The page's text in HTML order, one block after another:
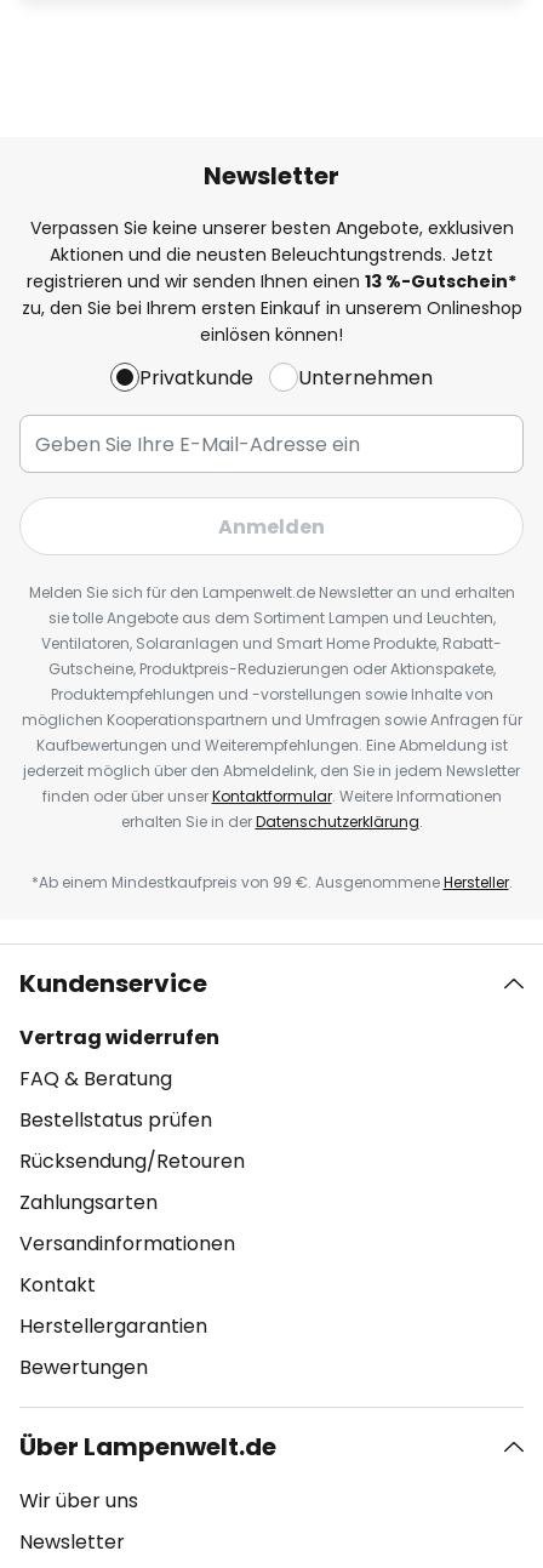
Newsletter
Verpassen Sie keine unserer besten Angebote, exklusiven
Aktionen und die neusten Beleuchtungstrends. Jetzt
registrieren und wir senden Ihnen einen 13 %-Gutschein*
zu, den Sie bei Ihrem ersten Einkauf in unserem Onlineshop
einlösen können!
Privatkunde Unternehmen
Anmelden
Melden Sie sich für den Lampenwelt.de Newsletter an und erhalten
sie tolle Angebote aus dem Sortiment Lampen und Leuchten,
Ventilatoren, Solaranlagen und Smart Home Produkte, Rabatt-
Gutscheine, Produktpreis-Reduzierungen oder Aktionspakete,
Produktempfehlungen und -vorstellungen sowie Inhalte von
möglichen Kooperationspartnern und Umfragen sowie Anfragen für
Kaufbewertungen und Weiterempfehlungen. Eine Abmeldung ist
jederzeit möglich über den Abmeldelink, den Sie in jedem Newsletter
finden oder über unserKontaktformular. Weitere Informationen
erhalten Sie in derDatenschutzerklärung.
*Ab einem Mindestkaufpreis von 99 €. AusgenommeneHersteller.
Kundenservice
Vertrag widerrufen
FAQ & Beratung
Bestellstatus prüfen
Rücksendung/Retouren
Zahlungsarten
Versandinformationen
Kontakt
Herstellergarantien
Bewertungen
Über Lampenwelt.de
Wir über uns
Newsletter